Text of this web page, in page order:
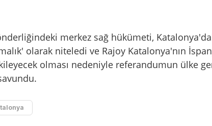
merkez sağ hükümeti,
olarak niteledi ve Rajoy Katalonya'nın
olması nedeniyle referandumun ülke